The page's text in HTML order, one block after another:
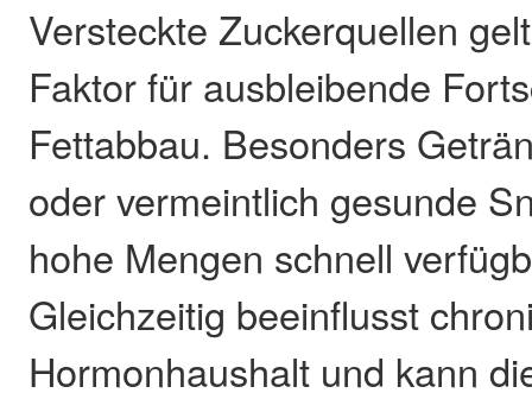
Versteckte Zuckerquellen
Faktor für ausbleibende
Fettabbau. Besonders
oder vermeintlich gesunde
hohe Mengen schnell
Gleichzeitig beeinflusst
Hormonhaushalt und kann